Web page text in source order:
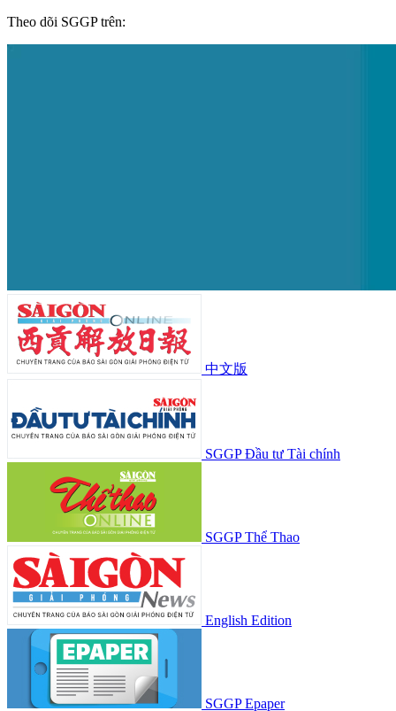
Theo dõi SGGP trên:
中文版
SGGP Đầu tư Tài chính
SGGP Thể Thao
English Edition
SGGP Epaper